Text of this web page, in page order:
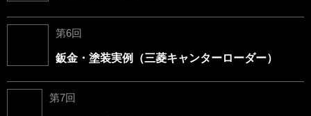
第6回
鈑金・塗装実例（三菱キャンターローダー）
第7回